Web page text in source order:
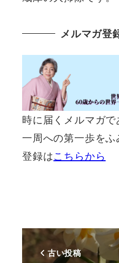
メルマガ登
時に届くメルマガ
一周への第一歩をふ
登録はこちらから
古い投稿